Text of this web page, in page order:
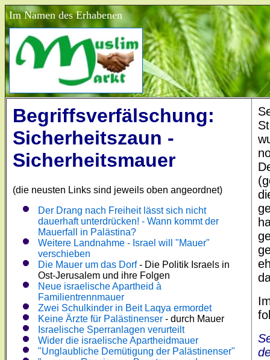
Im Namen des Erhabenen
Begriffsverfälschung:
Sicherheitszaun -
Sicherheitsmauer
(die neusten Links sind jeweils oben angeordnet)
Der Drang nach Freiheit lässt sich nicht
dauerhaft unterdrücken! - Wann kommt der
Mauerfall in Palästina?
Weitere Landnahme - Israel will "Mauer"
verschieben
Die Mauer um das Dorf- Die Politik Israels in
Ost-Jerusalem und ihre Folgen
Neue israelische Apartheid à
Familientrennmauer
Zwei Schulkinder in Beit Laqya ermordet
Keine Ärzte für Palästinenser - durch Mauer
Israelische Sperranlagen verurteilt
Wider die israelische Apartheidmauer
"Unglaubliche Demütigung der Palästinenser"